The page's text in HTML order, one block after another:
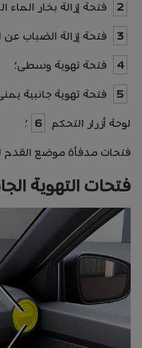
2 فتحة إزالة بخار الماء
3 فتحة إزالة الضباب عن
4 فتحة تهوية وسطى؛
5 فتحة تهوية جانبية
لوحة أزرار التحكم 6 ؛
فتحات مدفأة موضع القدم
فتحات التهوية